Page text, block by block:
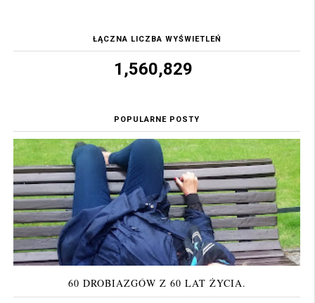
ŁĄCZNA LICZBA WYŚWIETLEŃ
1,560,829
POPULARNE POSTY
60 DROBIAZGÓW Z 60 LAT ŻYCIA.